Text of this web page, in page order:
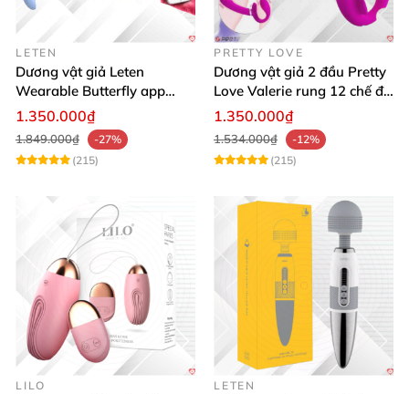
LETEN
Dương vật giả Leten
Wearable Butterfly app
bluetooth rung mạnh đa
1.350.000₫
1.849.000₫
-27%
(215)
PRETTY LOVE
Dương vật giả 2 đầu Pretty
Love Valerie rung 12 chế độ
kích thích les
1.350.000₫
1.534.000₫
-12%
(215)
LILO LETEN